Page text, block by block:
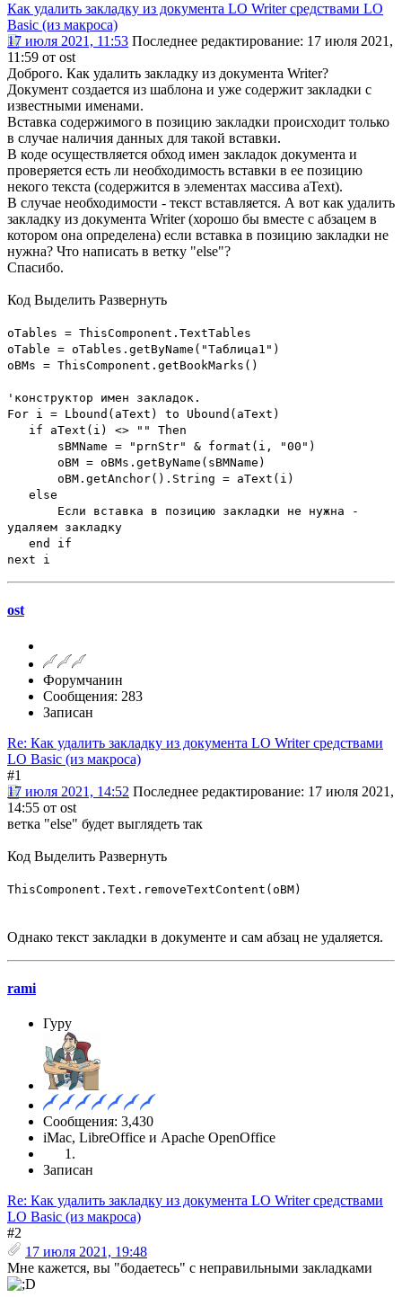
Как удалить закладку из документа LO Writer средствами LO
Basic (из макроса)
17 июля 2021, 11:53 Последнее редактирование: 17 июля 2021,
11:59 от ost
Доброго. Как удалить закладку из документа Writer?
Документ создается из шаблона и уже содержит закладки с
известными именами.
Вставка содержимого в позицию закладки происходит только
в случае наличия данных для такой вставки.
В коде осуществляется обход имен закладок документа и
проверяется есть ли необходимость вставки в ее позицию
некого текста (содержится в элементах массива aText).
В случае необходимости - текст вставляется. А вот как удалить
закладку из документа Writer (хорошо бы вместе с абзацем в
котором она определена) если вставка в позицию закладки не
нужна? Что написать в ветку "else"?
Спасибо.
Код Выделить Развернуть
oTables = ThisComponent.TextTables
oTable = oTables.getByName("Таблица1")
oBMs = ThisComponent.getBookMarks()
'конструктор имен закладок.
For i = Lbound(aText) to Ubound(aText)
if aText(i) <> "" Then
sBMName = "prnStr" & format(i, "00")
oBM = oBMs.getByName(sBMName)
oBM.getAnchor().String = aText(i)
else
Если вставка в позицию закладки не нужна -
удаляем закладку
end if
next i
ost
Форумчанин
Сообщения: 283
Записан
Re: Как удалить закладку из документа LO Writer средствами
LO Basic (из макроса)
#1
17 июля 2021, 14:52 Последнее редактирование: 17 июля 2021,
14:55 от ost
ветка "else" будет выглядеть так
Код Выделить Развернуть
ThisComponent.Text.removeTextContent(oBM)
Однако текст закладки в документе и сам абзац не удаляется.
rami
Гуру
Сообщения: 3,430
iMac, LibreOffice и Apache OpenOffice
Записан
Re: Как удалить закладку из документа LO Writer средствами
LO Basic (из макроса)
#2
17 июля 2021, 19:48
Мне кажется, вы "бодаетесь" с неправильными закладками